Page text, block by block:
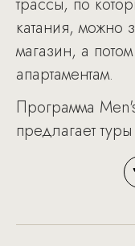
катания, можно
магазин, а
апартаментам.
Программа
предлагает